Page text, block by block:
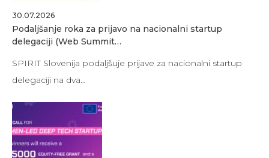
30.07.2026
Podaljšanje roka za prijavo na nacionalni startup
delegaciji (Web Summit…
SPIRIT Slovenija podaljšuje prijave za nacionalni startup
delegaciji na dva…